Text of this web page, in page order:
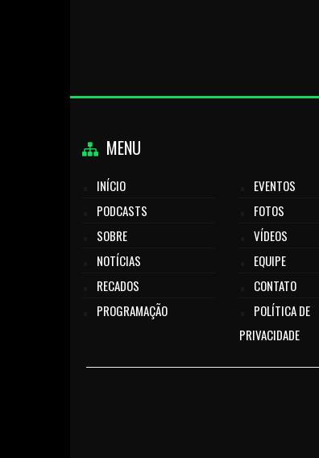
MENU
INÍCIO
PODCASTS
SOBRE
NOTÍCIAS
RECADOS
PROGRAMAÇÃO
EVENTOS
FOTOS
VÍDEOS
EQUIPE
CONTATO
POLÍTICA DE
PRIVACIDADE